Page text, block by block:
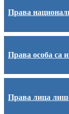
Права
Права особа са
Права лица